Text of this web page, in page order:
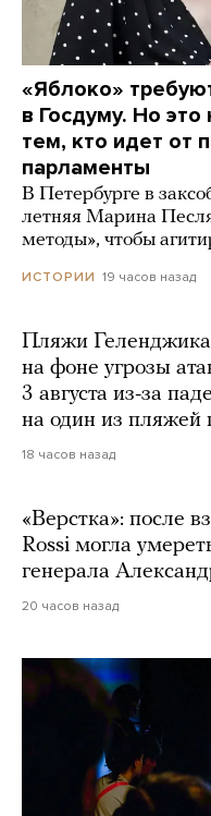
«Яблоко»
в Госдуму. Но
тем, кто идет от
парламенты
В Петербурге в
летняя Марина
методы», чтобы
ИСТОРИИ 19 часов назад
Пляжи
на фоне угрозы
3 августа из-за
на один из пляжей
18 часов назад
«Верстка»: после
Rossi могла
генерала
20 часов назад